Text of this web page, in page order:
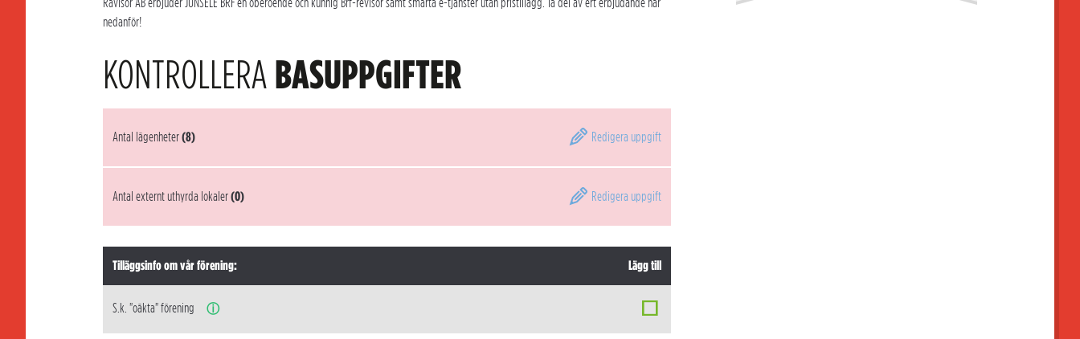
nedanför!
KONTROLLERABASUPPGIFTER
Antal lägenheter(8) Redigera uppgift
Antal externt uthyrda lokaler(0) Redigera uppgift
Tilläggsinfo om vår förening: Lägg till
S.k. "oäkta" förening ⓘ